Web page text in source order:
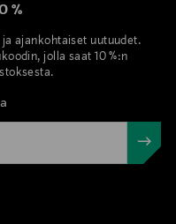
%
ajankohtaiset uutuudet.
jolla saat 10 %:n